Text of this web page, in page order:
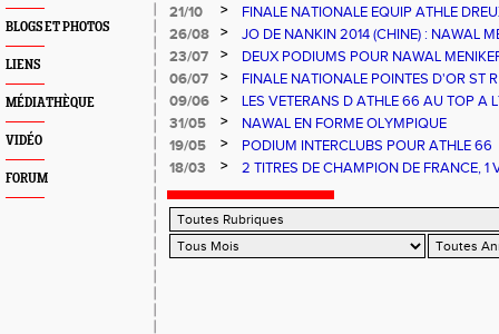
BLOGS ET PHOTOS
LIENS
MÉDIATHÈQUE
VIDÉO
FORUM
21/10
>
FINALE NATIONALE EQUIP ATHLE
26/08
>
JO DE NANKIN 2014 (CHINE) : NAWAL
RECORD DE FRANCE
23/07 >
DEUX PODIUMS POUR NAWAL
06/07
>
FINALE NATIONALE POINTES D'OR ST
D FRANCE ESPOIRS ET NATIONAUX
09/06 >
LES VETERANS D ATHLE 66 AU TOP A
31/05
>
NAWAL EN FORME OLYMPIQUE
19/05
>
PODIUM INTERCLUBS POUR ATHLE 66
18/03
>
2 TITRES DE CHAMPION DE FRANCE, 1